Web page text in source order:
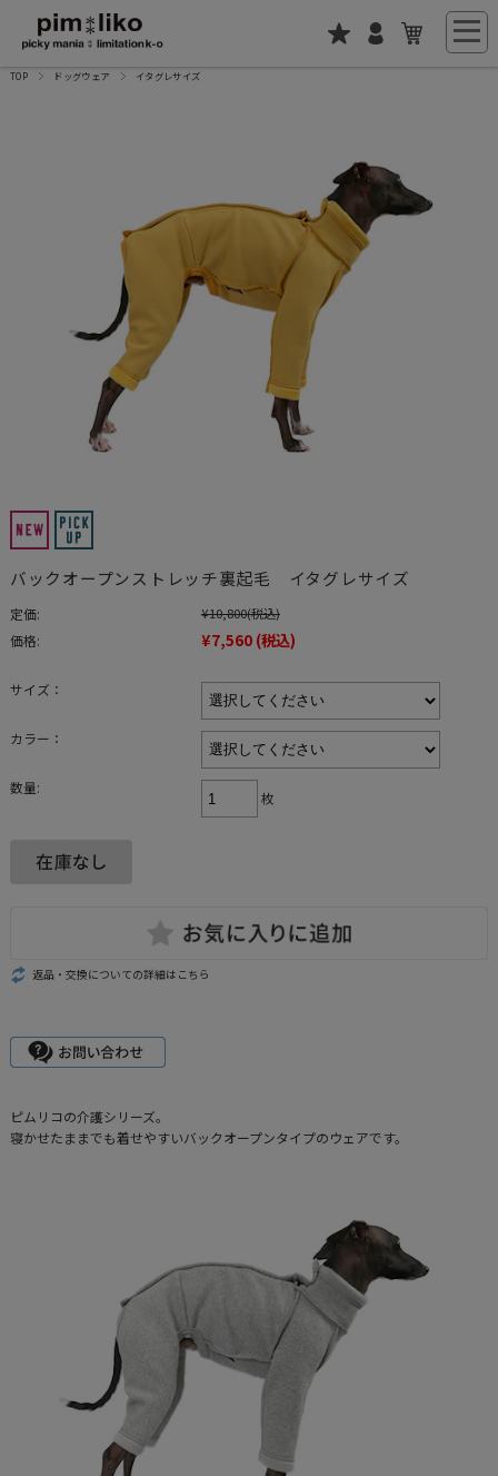
TOP ドッグウェア イタグレサイズ
バックオープンストレッチ裏起毛 イタグレサイズ
定価: ¥10,800(税込)
価格: ¥7,560 (税込)
サイズ：
カラー：
数量:
枚
返品・交換についての詳細はこちら
ピムリコの介護シリーズ。
寝かせたままでも着せやすいバックオープンタイプのウェアです。